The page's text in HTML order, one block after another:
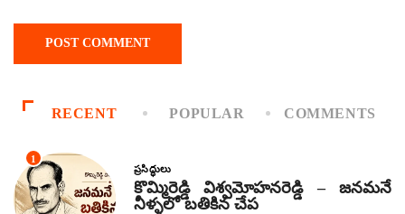
RECENT POPULAR COMMENTS
1
ప్రసిద్ధులు
కొమ్మిరెడ్డి విశ్వమోహనరెడ్డి – జనమనే
నీళ్ళలో బతికిన చేప